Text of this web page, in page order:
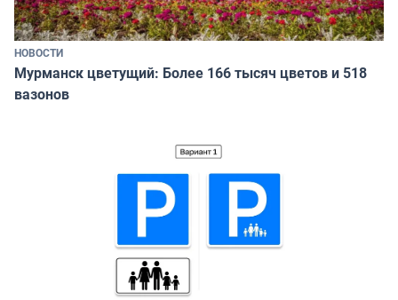
НОВОСТИ
Мурманск цветущий: Более 166 тысяч цветов и 518
вазонов